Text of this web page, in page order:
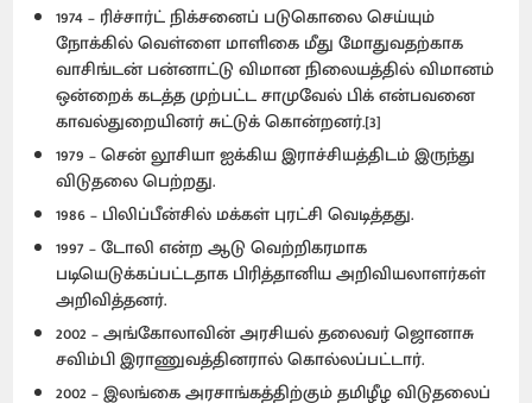
1974 – ரிச்சார்ட் நிக்சனைப் படுகொலை செய்யும்
நோக்கில் வெள்ளை மாளிகை மீது மோதுவதற்காக
வாசிங்டன் பன்னாட்டு விமான நிலையத்தில் விமானம்
ஒன்றைக் கடத்த முற்பட்ட சாமுவேல் பிக் என்பவனை
காவல்துறையினர் சுட்டுக் கொன்றனர்.[3]
1979 – சென் லூசியா ஐக்கிய இராச்சியத்திடம் இருந்து
விடுதலை பெற்றது.
1986 – பிலிப்பீன்சில் மக்கள் புரட்சி வெடித்தது.
1997 – டோலி என்ற ஆடு வெற்றிகரமாக
படியெடுக்கப்பட்டதாக பிரித்தானிய அறிவியலாளர்கள்
அறிவித்தனர்.
2002 – அங்கோலாவின் அரசியல் தலைவர் ஜொனாசு
சவிம்பி இராணுவத்தினரால் கொல்லப்பட்டார்.
2002 – இலங்கை அரசாங்கத்திற்கும் தமிழீழ விடுதலைப்